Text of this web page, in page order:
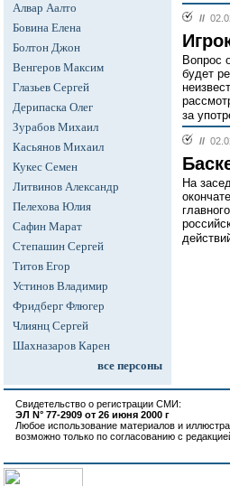
Алвар Аалто
Бовина Елена
Болтон Джон
Венгеров Максим
Глазьев Сергей
Дерипаска Олег
Зурабов Михаил
Касьянов Михаил
Кукес Семен
Литвинов Александр
Пелехова Юлия
Сафин Марат
Степашин Сергей
Титов Егор
Устинов Владимир
Фридберг Флюгер
Члиянц Сергей
Шахназаров Карен
все персоны
//
Вопрос
будет
за
//
На
Свидетельство о регистрации СМИ:
ЭЛ N° 77-2909 от 26 июня 2000 г
Любое использование материалов и
возможно только по согласованию с